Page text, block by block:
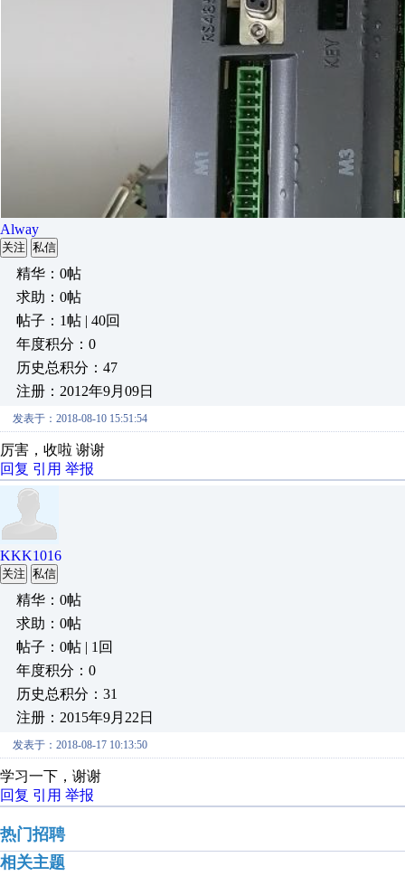
Alway
关注 私信
精华：0帖
求助：0帖
帖子：1帖 | 40回
年度积分：0
历史总积分：47
注册：2012年9月09日
发表于：2018-08-10 15:51:54
厉害，收啦 谢谢
回复 引用 举报
KKK1016
关注 私信
精华：0帖
求助：0帖
帖子：0帖 | 1回
年度积分：0
历史总积分：31
注册：2015年9月22日
发表于：2018-08-17 10:13:50
学习一下，谢谢
回复 引用 举报
热门招聘
相关主题